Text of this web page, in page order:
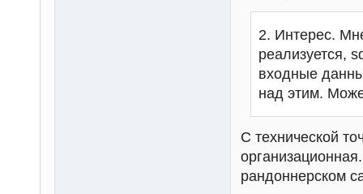
2. Интерес.
реализуется,
входные
над этим.
С технической
рандоннерском